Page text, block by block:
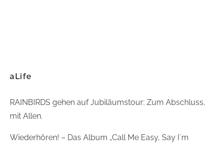
aLife
RAINBIRDS gehen auf Jubiläumstour: Zum Abschluss,
mit Allen.
Wiederhören! – Das Album „Call Me Easy, Say I´m